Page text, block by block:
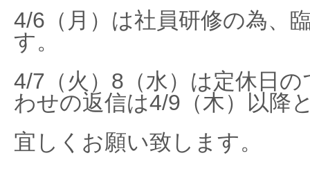
4/6（月）は社員研修の為、
す。
4/7（火）8（水）は定休日
わせの返信は4/9（木）以降
宜しくお願い致します。